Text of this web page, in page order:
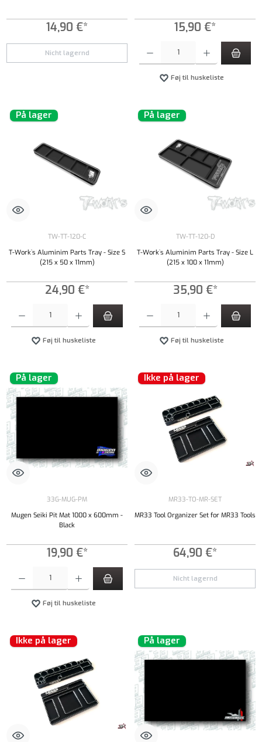
14,90 €*
Nicht lagernd
15,90 €*
Føj til huskeliste
På lager
TW-TT-120-C
T-Work`s Aluminim Parts Tray - Size S
(215 x 50 x 11mm)
24,90 €*
Føj til huskeliste
På lager
TW-TT-120-D
T-Work`s Aluminim Parts Tray - Size L
(215 x 100 x 11mm)
35,90 €*
Føj til huskeliste
På lager
33G-MUG-PM
Mugen Seiki Pit Mat 1000 x 600mm -
Black
19,90 €*
Produktmængde: Indtast det ønskede beløb, eller brug knapperne til at øge eller formindske
Føj til huskeliste
Ikke på lager
MR33-TO-MR-SET
MR33 Tool Organizer Set for MR33 Tools
64,90 €*
Nicht lagernd
Ikke på lager På lager